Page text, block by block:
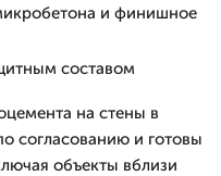
и финишное
составом
на стены в
согласованию и готовы
объекты вблизи